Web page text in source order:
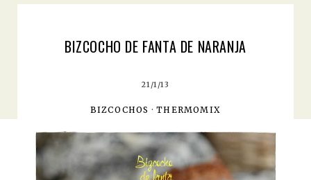
BIZCOCHO DE FANTA DE NARANJA
21/1/13
BIZCOCHOS ·THERMOMIX